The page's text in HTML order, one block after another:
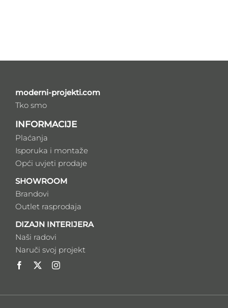
moderni-projekti.com
Tko smo
INFORMACIJE
Plaćanja
Isporuka i montaže
Opći uvjeti prodaje
SHOWROOM
Brandovi
Outlet rasprodaja
DIZAJN INTERIJERA
Naši radovi
Naruči svoj projekt